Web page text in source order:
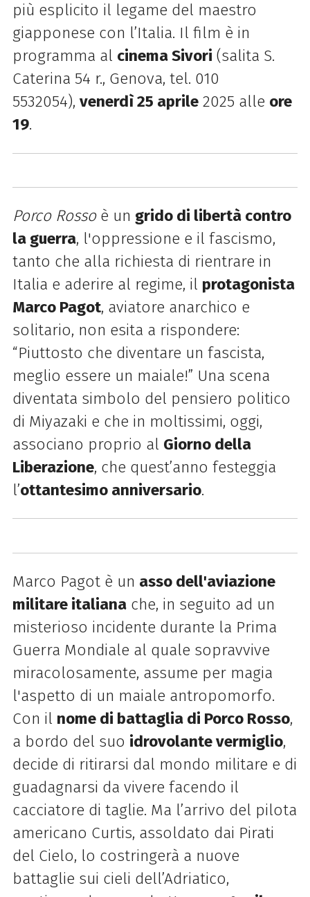
più esplicito il legame del maestro
giapponese con l’Italia. Il film è in
programma al cinema Sivori (salita S.
Caterina 54 r., Genova, tel. 010
5532054), venerdì 25 aprile2025 alle ore
19.
Porco Rosso è un grido di libertà contro
la guerra, l'oppressione e il fascismo,
tanto che alla richiesta di rientrare in
Italia e aderire al regime, il protagonista
Marco Pagot, aviatore anarchico e
solitario, non esita a rispondere:
“Piuttosto che diventare un fascista,
meglio essere un maiale!” Una scena
diventata simbolo del pensiero politico
di Miyazaki e che in moltissimi, oggi,
associano proprio al Giorno della
Liberazione, che quest’anno festeggia
l’ottantesimo anniversario.
Marco Pagot è un asso dell'aviazione
militare italianache, in seguito ad un
misterioso incidente durante la Prima
Guerra Mondiale al quale sopravvive
miracolosamente, assume per magia
l'aspetto di un maiale antropomorfo.
Con il nome di battaglia di Porco Rosso,
a bordo del suo idrovolante vermiglio,
decide di ritirarsi dal mondo militare e di
guadagnarsi da vivere facendo il
cacciatore di taglie. Ma l’arrivo del pilota
americano Curtis, assoldato dai Pirati
del Cielo, lo costringerà a nuove
battaglie sui cieli dell’Adriatico,